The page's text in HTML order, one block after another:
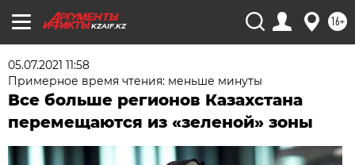
KZAIF.KZ 16+
05.07.2021 11:58
Примерное время чтения: меньше минуты
Все больше регионов Казахстана
перемещаются из «зеленой» зоны